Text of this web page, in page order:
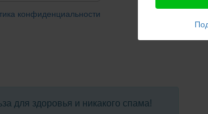
конфиденциальности
для здоровья и никакого спама!